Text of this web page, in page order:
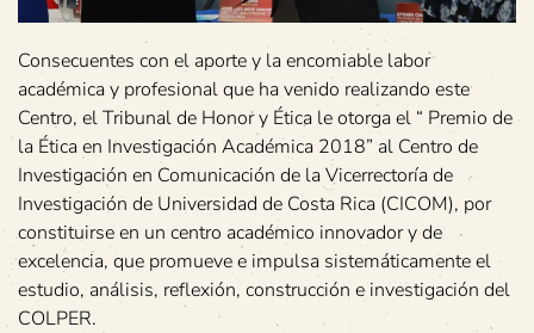
Consecuentes con el aporte y la encomiable labor
académica y profesional que ha venido realizando este
Centro, el Tribunal de Honor y Ética le otorga el “ Premio de
la Ética en Investigación Académica 2018” al Centro de
Investigación en Comunicación de la Vicerrectoría de
Investigación de Universidad de Costa Rica (CICOM), por
constituirse en un centro académico innovador y de
excelencia, que promueve e impulsa sistemáticamente el
estudio, análisis, reflexión, construcción e investigación del
COLPER.